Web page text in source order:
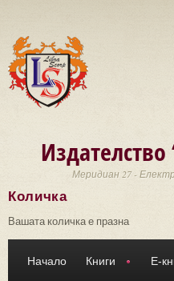
Меридиан 27 -
Количка
Вашата количка е празна
Начало Книги Е-